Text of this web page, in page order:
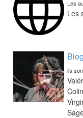
Les
Les
ils